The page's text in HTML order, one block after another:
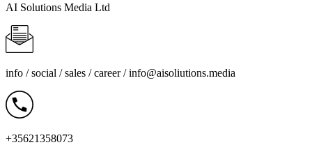
AI Solutions Media Ltd
info / social / sales / career /info@aisoliutions.media
+35621358073